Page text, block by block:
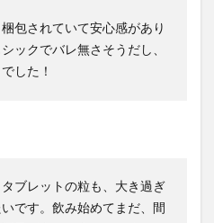
包されていて安心感があり
ックでバレ無さそうだし、
した！
ブレットの粒も、大き過ぎ
です。飲み始めてまだ、間